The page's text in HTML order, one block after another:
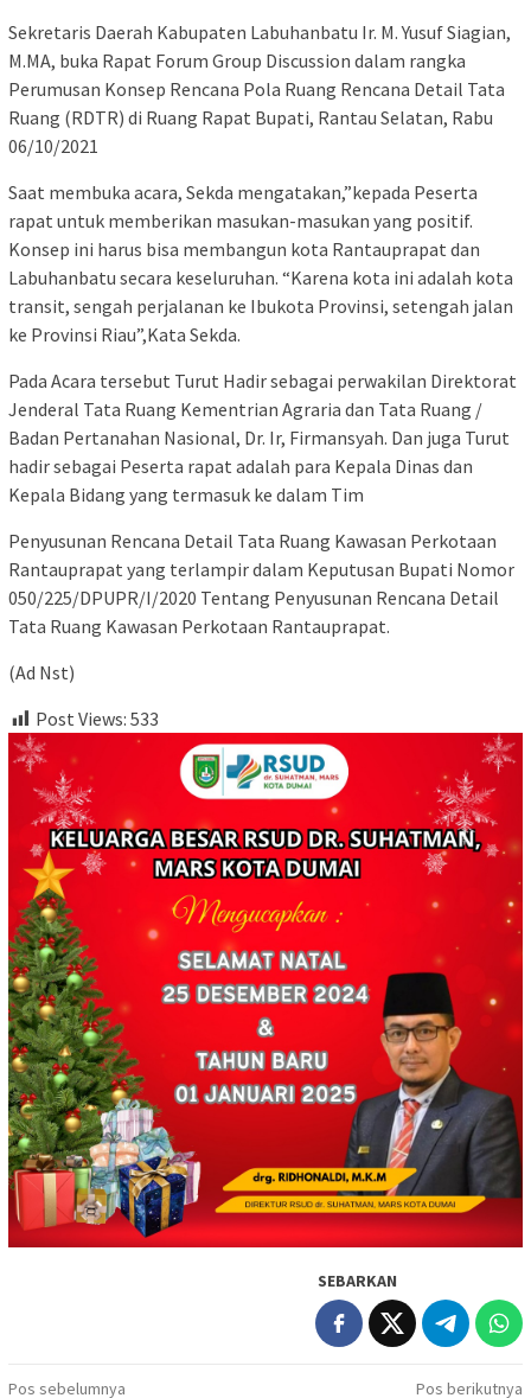
Sekretaris Daerah Kabupaten Labuhanbatu Ir. M. Yusuf Siagian,
M.MA, buka Rapat Forum Group Discussion dalam rangka
Perumusan Konsep Rencana Pola Ruang Rencana Detail Tata
Ruang (RDTR) di Ruang Rapat Bupati, Rantau Selatan, Rabu
06/10/2021
Saat membuka acara, Sekda mengatakan,”kepada Peserta
rapat untuk memberikan masukan-masukan yang positif.
Konsep ini harus bisa membangun kota Rantauprapat dan
Labuhanbatu secara keseluruhan. “Karena kota ini adalah kota
transit, sengah perjalanan ke Ibukota Provinsi, setengah jalan
ke Provinsi Riau”,Kata Sekda.
Pada Acara tersebut Turut Hadir sebagai perwakilan Direktorat
Jenderal Tata Ruang Kementrian Agraria dan Tata Ruang /
Badan Pertanahan Nasional, Dr. Ir, Firmansyah. Dan juga Turut
hadir sebagai Peserta rapat adalah para Kepala Dinas dan
Kepala Bidang yang termasuk ke dalam Tim
Penyusunan Rencana Detail Tata Ruang Kawasan Perkotaan
Rantauprapat yang terlampir dalam Keputusan Bupati Nomor
050/225/DPUPR/I/2020 Tentang Penyusunan Rencana Detail
Tata Ruang Kawasan Perkotaan Rantauprapat.
(Ad Nst)
Post Views: 533
SEBARKAN
Pos sebelumnya Pos berikutnya